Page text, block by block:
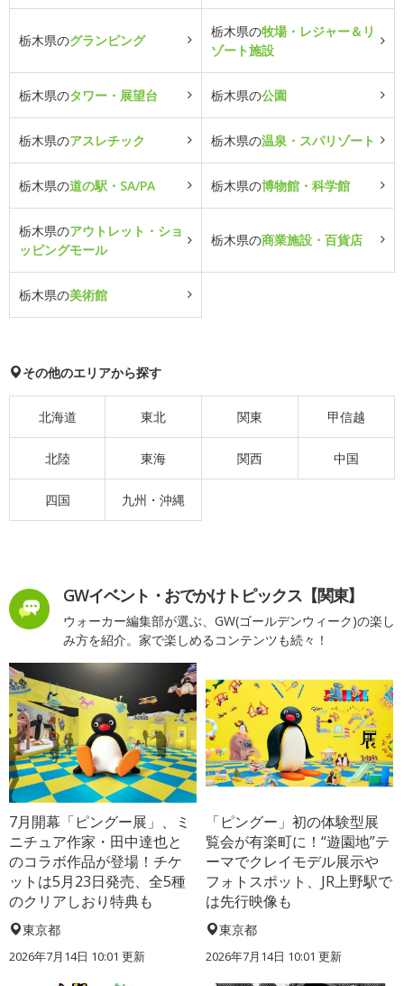
栃木県のグランピング
栃木県の牧場・レジャー＆リ
ゾート施設
栃木県のタワー・展望台 栃木県の公園
栃木県のアスレチック 栃木県の温泉・スパリゾート
栃木県の道の駅・SA/PA 栃木県の博物館・科学館
栃木県のアウトレット・ショ
ッピングモール
栃木県の商業施設・百貨店
栃木県の美術館
その他のエリアから探す
北海道 東北 関東 甲信越
北陸 東海 関西 中国
四国 九州・沖縄
GWイベント・おでかけトピックス【関東】
ウォーカー編集部が選ぶ、GW(ゴールデンウィーク)の楽し
み方を紹介。家で楽しめるコンテンツも続々！
7月開幕「ピングー展」、ミ
ニチュア作家・田中達也と
のコラボ作品が登場！チケ
ットは5月23日発売、全5種
のクリアしおり特典も
東京都
2026年7月14日 10:01 更新
「ピングー」初の体験型展
覧会が有楽町に！“遊園地”テ
ーマでクレイモデル展示や
フォトスポット、JR上野駅で
は先行映像も
東京都
2026年7月14日 10:01 更新